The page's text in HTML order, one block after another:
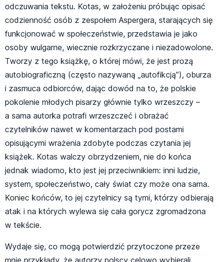
odczuwania tekstu. Kotas, w założeniu próbując opisać
codzienność osób z zespołem Aspergera, starających się
funkcjonować w społeczeństwie, przedstawia je jako
osoby wulgarne, wiecznie rozkrzyczane i niezadowolone.
Tworzy z tego książkę, o której mówi, że jest prozą
autobiograficzną (często nazywaną „autofikcją”), oburza
i zasmuca odbiorców, dając dowód na to, że polskie
pokolenie młodych pisarzy głównie tylko wrzeszczy –
a sama autorka potrafi wrzeszczeć i obrażać
czytelników nawet w komentarzach pod postami
opisującymi wrażenia zdobyte podczas czytania jej
książek. Kotas walczy obrzydzeniem, nie do końca
jednak wiadomo, kto jest jej przeciwnikiem: inni ludzie,
system, społeczeństwo, cały świat czy może ona sama.
Koniec końców, to jej czytelnicy są tymi, którzy odbierają
atak i na których wylewa się cała gorycz zgromadzona
w tekście.
Wydaje się, co mogą potwierdzić przytoczone przeze